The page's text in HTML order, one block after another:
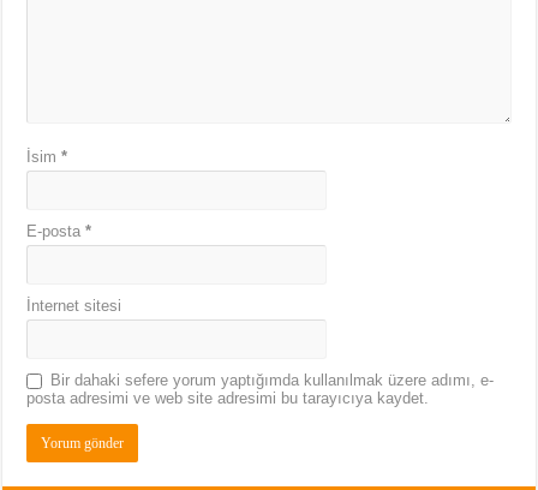
İsim*
E-posta*
İnternet sitesi
Bir dahaki sefere yorum yaptığımda kullanılmak üzere adımı, e-
posta adresimi ve web site adresimi bu tarayıcıya kaydet.